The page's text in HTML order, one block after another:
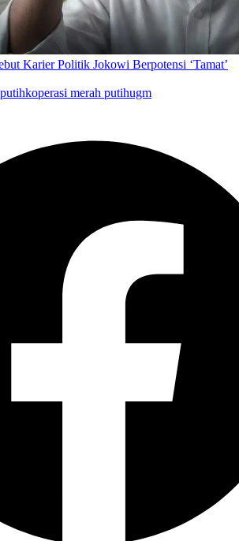
Karier Politik Jokowi Berpotensi ‘Tamat’
koperasi merah putihugm